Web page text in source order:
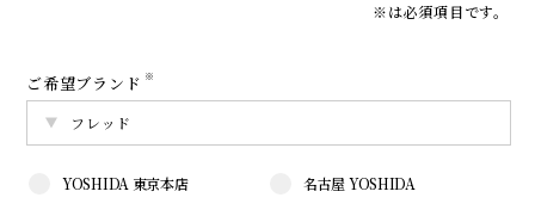
※は必須項目です。
ご希望ブランド ※
YOSHIDA 東京本店 名古屋 YOSHIDA